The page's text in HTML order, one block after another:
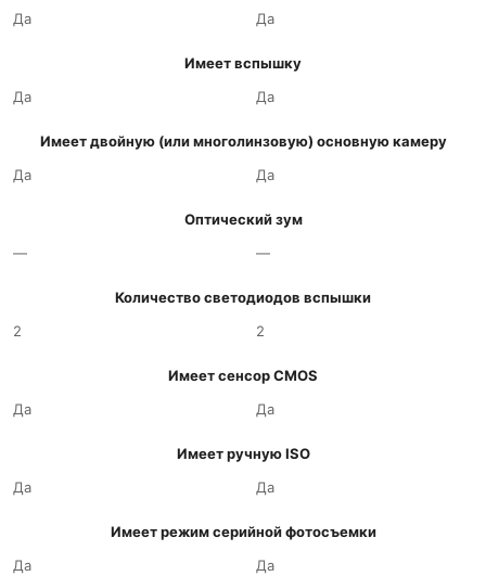
Да
Да
Имеет вспышку
Да
Да
Имеет двойную (или многолинзовую) основную камеру
Да
Да
Оптический зум
—
—
Количество светодиодов вспышки
2
2
Имеет сенсор CMOS
Да
Да
Имеет ручную ISO
Да
Да
Имеет режим серийной фотосъемки
Да
Да